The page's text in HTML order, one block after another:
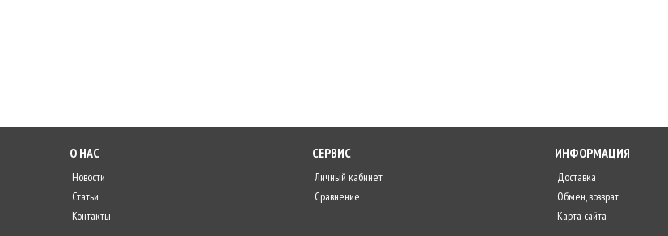
О НАС
Новости
Статьи
Контакты
СЕРВИС
Личный кабинет
Сравнение
ИНФОРМАЦИЯ
Доставка
Обмен, возврат
Карта сайта